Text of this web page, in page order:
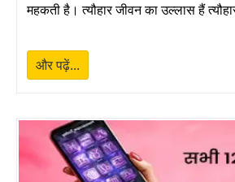
➔रोहिणी व्रत 2027
➔प्रदोष व्रत 2027
रोहिणी व्रत 2027
प्रदोष व्रत 2027
महकती है। त्यौहार जीवन का उल्लास हैं
और पढ़ें...